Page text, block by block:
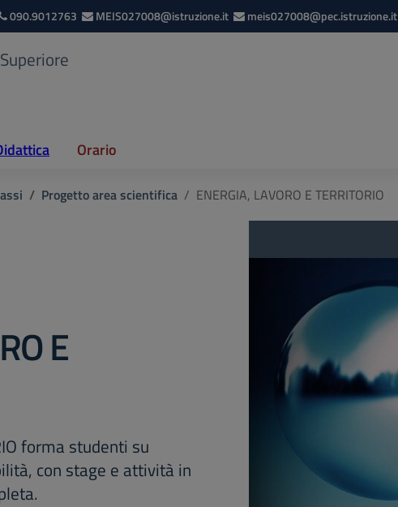
090.9012763 MEIS027008@istruzione.it meis027008@pec.istruzione.it
Orario
Progetto area scientifica ENERGIA, LAVORO E TERRITORIO
E
forma studenti su
con stage e attività in